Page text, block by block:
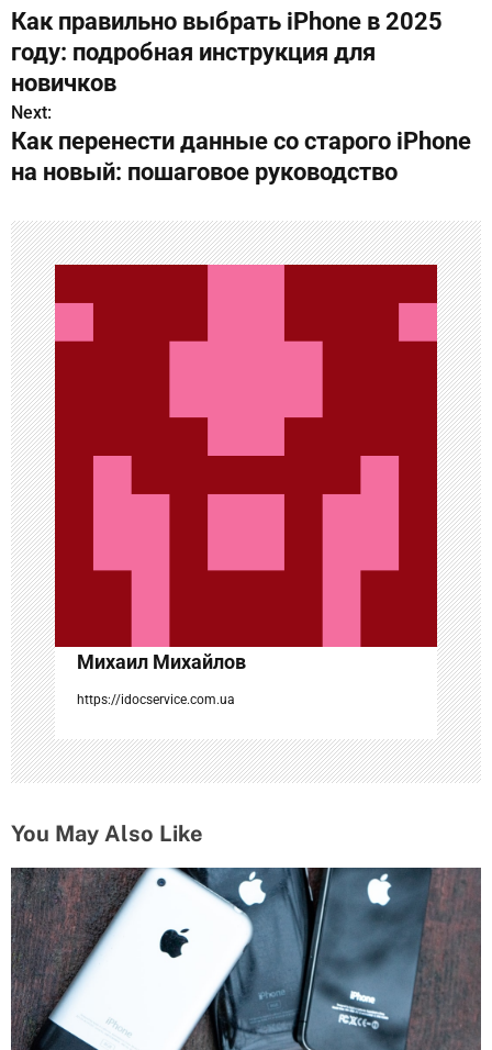
а
в
и
г
ц
и
я
п
о
з
а
п
и
с
я
м
Как правильно выбрать iPhone в 2025
году: подробная инструкция для
новичков
Next:
Как перенести данные со старого iPhone
на новый: пошаговое руководство
Михаил Михайлов
https://idocservice.com.ua
You May Also Like